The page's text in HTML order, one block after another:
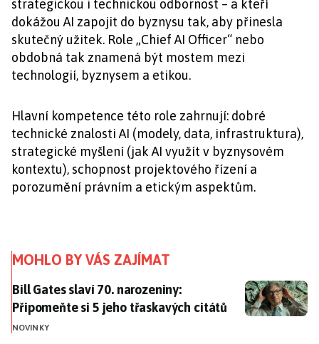
strategickou i technickou odbornost – a kteří
dokážou AI zapojit do byznysu tak, aby přinesla
skutečný užitek. Role „Chief AI Officer“ nebo
obdobná tak znamená být mostem mezi
technologií, byznysem a etikou.
Hlavní kompetence této role zahrnují: dobré
technické znalosti AI (modely, data, infrastruktura),
strategické myšlení (jak AI využít v byznysovém
kontextu), schopnost projektového řízení a
porozumění právním a etickým aspektům.
MOHLO BY VÁS ZAJÍMAT
Bill Gates slaví 70. narozeniny: Připomeňte si 5 jeho
Bill Gates slaví 70. narozeniny:
Připomeňte si 5 jeho třaskavých citátů
NOVINKY